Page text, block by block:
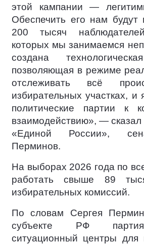
этой кампании —
Обеспечить его нам будут
200 тысяч
которых мы занимаемся
создана
позволяющая в режиме
отслеживать всё
избирательных участках, и
политические партии к
взаимодействию», — сказал
«Единой России»,
Перминов.
На выборах 2026 года по
работать свыше 89
избирательных комиссий.
По словам Сергея
субъекте РФ
ситуационный центры для